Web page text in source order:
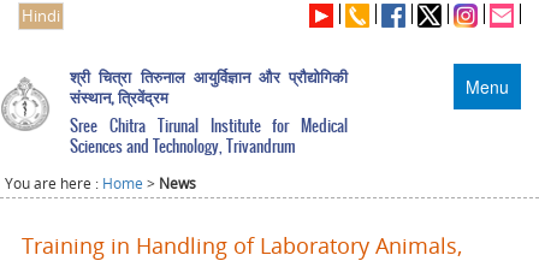
Hindi
Menu
श्री चित्रा तिरुनाल आयुर्विज्ञान और प्रौद्योगिकी
संस्थान, त्रिवेंद्रम
Sree Chitra Tirunal Institute for Medical
Sciences and Technology, Trivandrum
You are here : Home > News
Training in Handling of Laboratory Animals,